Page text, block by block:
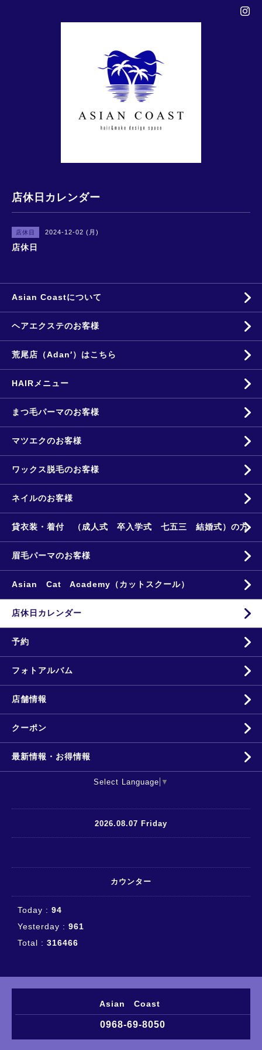
店休日カレンダー
店休日 2024-12-02 (月)
店休日
Asian Coastについて
ヘアエクステのお客様
荒尾店（Adan′）はこちら
HAIRメニュー
まつ毛パーマのお客様
マツエクのお客様
ワックス脱毛のお客様
ネイルのお客様
貸衣装・着付 （成人式 卒入学式 七五三 結婚式）の方
眉毛パーマのお客様
Asian Cat Academy（カットスクール）
店休日カレンダー
予約
フォトアルバム
店舗情報
クーポン
最新情報・お得情報
Select Language ▼
2026.08.07 Friday
カウンター
Today : 94
Yesterday : 961
Total : 316466
Asian Coast
0968-69-8050